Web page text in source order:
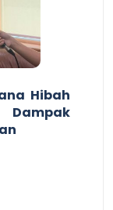
Hibah